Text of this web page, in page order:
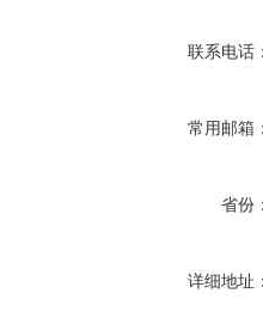
联系电话
常用邮箱
省份
详细地址